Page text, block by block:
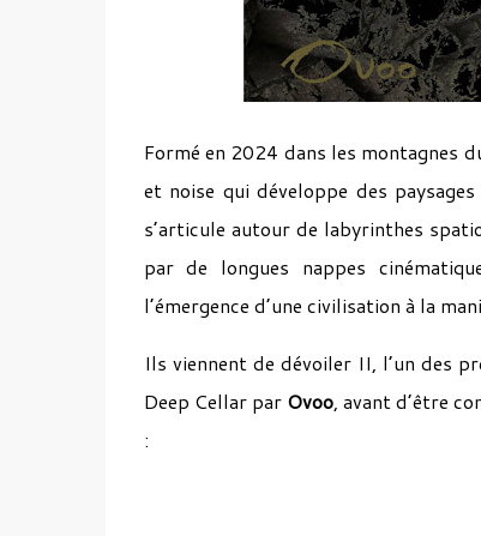
Formé en 2024 dans les montagnes
et noise qui développe des
s’articule autour de labyrinthes
par de longues nappes
l’émergence d’une civilisation à la
Ils viennent de dévoiler II, l’un des
Deep Cellar par Ovoo, avant d’être
: